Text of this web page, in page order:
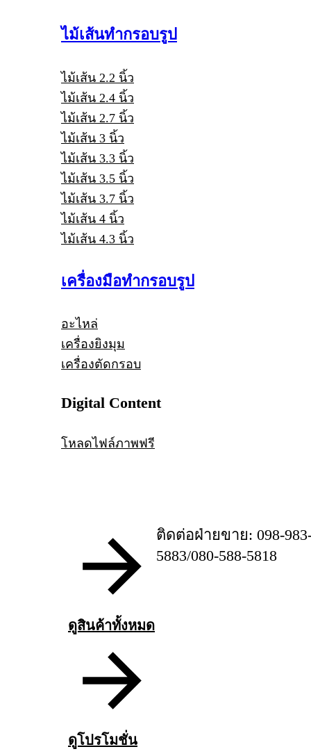
ไม้เส้นทำกรอบรูป
ไม้เส้น 2.2 นิ้ว
ไม้เส้น 2.4 นิ้ว
ไม้เส้น 2.7 นิ้ว
ไม้เส้น 3 นิ้ว
ไม้เส้น 3.3 นิ้ว
ไม้เส้น 3.5 นิ้ว
ไม้เส้น 3.7 นิ้ว
ไม้เส้น 4 นิ้ว
ไม้เส้น 4.3 นิ้ว
เครื่องมือทำกรอบรูป
อะไหล่
เครื่องยิงมุม
เครื่องตัดกรอบ
Digital Content
โหลดไฟล์ภาพฟรี
ดูสินค้าทั้งหมด
ดูโปรโมชั่น
ติดต่อฝ่ายขาย: 098-
5883/080-588-5818